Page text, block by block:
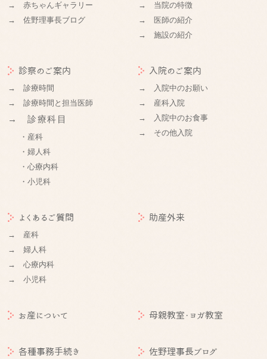
→ 赤ちゃんギャラリー
→ 佐野理事長ブログ
→ 当院の特徴
→ 医師の紹介
→ 施設の紹介
診察のご案内
→ 診療時間
→ 診療時間と担当医師
→ 診療科目
・産科
・婦人科
・心療内科
・小児科
入院のご案内
→ 入院中のお願い
→ 産科入院
→ 入院中のお食事
→ その他入院
よくあるご質問
→ 産科
→ 婦人科
→ 心療内科
→ 小児科
助産外来
お産について 母親教室・ヨガ教室
各種事務手続き 佐野理事長ブログ